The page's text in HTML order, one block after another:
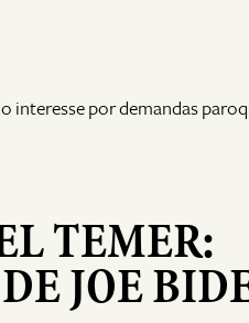
interesse por demandas
TEMER:
JOE